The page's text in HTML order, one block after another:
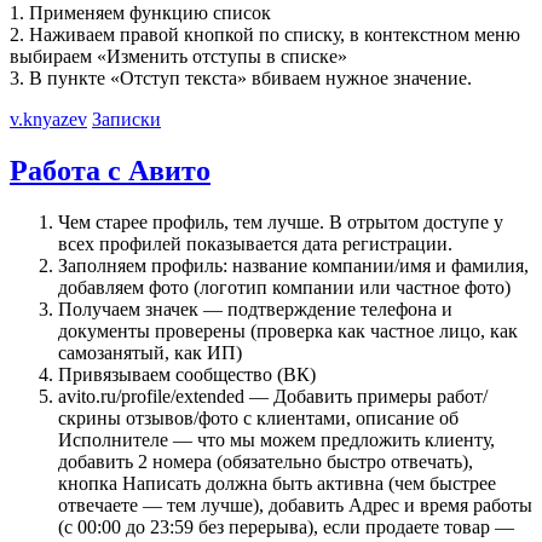
1. Применяем функцию список
2. Наживаем правой кнопкой по списку, в контекстном меню
выбираем «Изменить отступы в списке»
3. В пункте «Отступ текста» вбиваем нужное значение.
v.knyazev Записки
Работа с Авито
Чем старее профиль, тем лучше. В отрытом доступе у
всех профилей показывается дата регистрации.
Заполняем профиль: название компании/имя и фамилия,
добавляем фото (логотип компании или частное фото)
Получаем значек — подтверждение телефона и
документы проверены (проверка как частное лицо, как
самозанятый, как ИП)
Привязываем сообщество (ВК)
avito.ru/profile/extended — Добавить примеры работ/
скрины отзывов/фото с клиентами, описание об
Исполнителе — что мы можем предложить клиенту,
добавить 2 номера (обязательно быстро отвечать),
кнопка Написать должна быть активна (чем быстрее
отвечаете — тем лучше), добавить Адрес и время работы
(с 00:00 до 23:59 без перерыва), если продаете товар —